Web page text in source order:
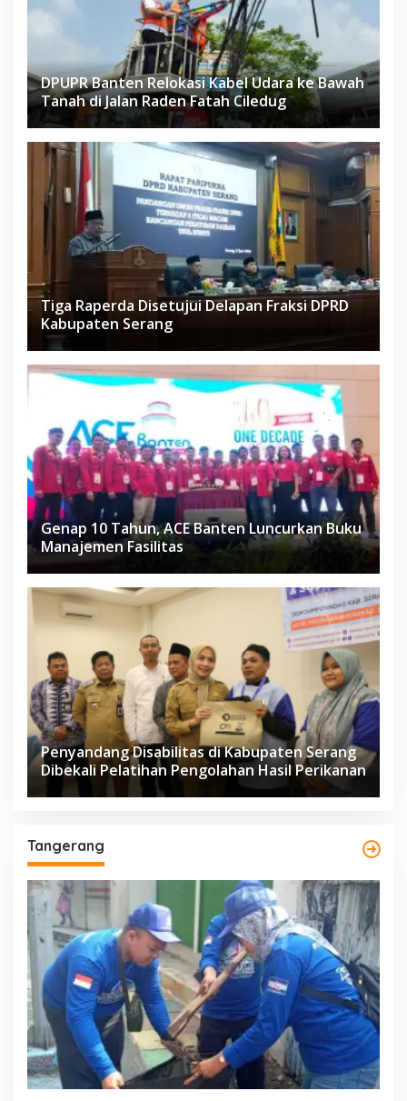
DPUPR Banten Relokasi Kabel Udara ke Bawah
Tanah di Jalan Raden Fatah Ciledug
Tiga Raperda Disetujui Delapan Fraksi DPRD
Kabupaten Serang
Genap 10 Tahun, ACE Banten Luncurkan Buku
Manajemen Fasilitas
Penyandang Disabilitas di Kabupaten Serang
Dibekali Pelatihan Pengolahan Hasil Perikanan
Tangerang